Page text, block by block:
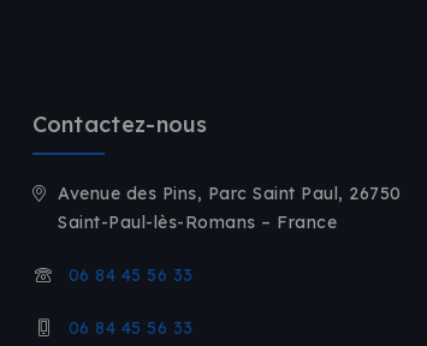
Contactez-nous
Avenue des Pins, Parc Saint Paul, 26750
Saint-Paul-lès-Romans – France
06 84 45 56 33
06 84 45 56 33